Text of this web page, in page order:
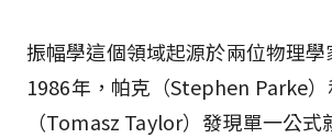
振幅學這個領域起源於兩位物理學
1986年，帕克（Stephen Parke
（Tomasz Taylor）發現單一公